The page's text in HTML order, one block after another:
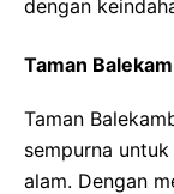
dengan
Taman
Taman
sempurna
alam. Dengan